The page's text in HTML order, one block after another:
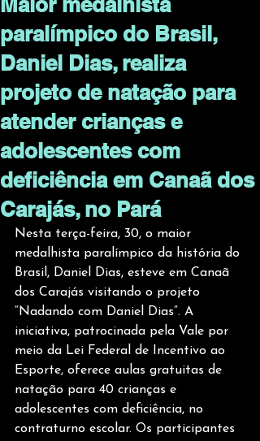
paralímpico do Brasil,
Daniel Dias, realiza
projeto de natação para
atender crianças e
adolescentes com
deficiência em Canaã dos
Carajás, no Pará
Nesta terça-feira, 30, o maior
medalhista paralímpico da história do
Brasil, Daniel Dias, esteve em Canaã
dos Carajás visitando o projeto
“Nadando com Daniel Dias”. A
iniciativa, patrocinada pela Vale por
meio da Lei Federal de Incentivo ao
Esporte, oferece aulas gratuitas de
natação para 40 crianças e
adolescentes com deficiência, no
contraturno escolar. Os participantes